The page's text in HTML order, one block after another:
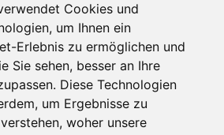
Cookies und
um Ihnen ein
Erlebnis zu ermöglichen und
Sie sehen, besser an Ihre
Diese Technologien
um Ergebnisse zu
woher unsere
Policy( Einstellungen ändern